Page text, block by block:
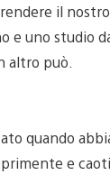
il
e uno studio
altro può.
quando
e